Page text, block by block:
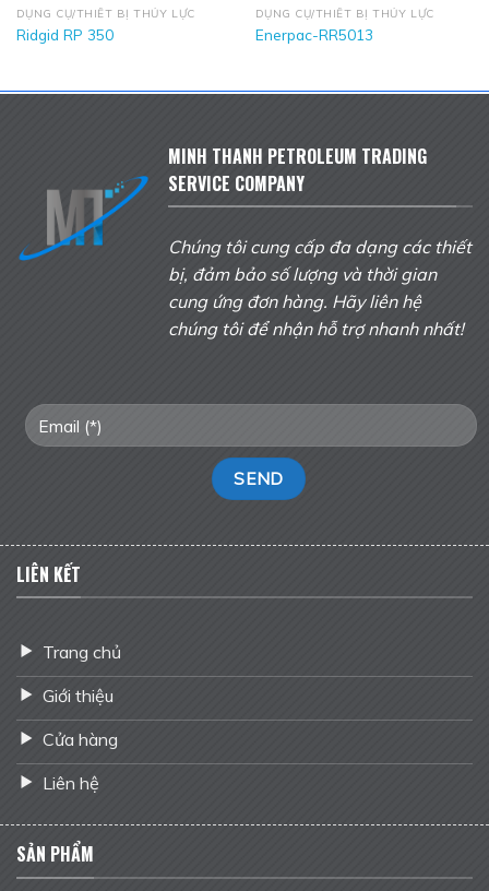
DỤNG CỤ/THIẾT BỊ THỦY LỰC
Ridgid RP 350
DỤNG CỤ/THIẾT BỊ THỦY LỰC
Enerpac-RR5013
MINH THANH PETROLEUM TRADING
SERVICE COMPANY
Chúng tôi cung cấp đa dạng các thiết
bị, đảm bảo số lượng và thời gian
cung ứng đơn hàng. Hãy liên hệ
chúng tôi để nhận hỗ trợ nhanh nhất!
LIÊN KẾT
Trang chủ
Giới thiệu
Cửa hàng
Liên hệ
SẢN PHẨM